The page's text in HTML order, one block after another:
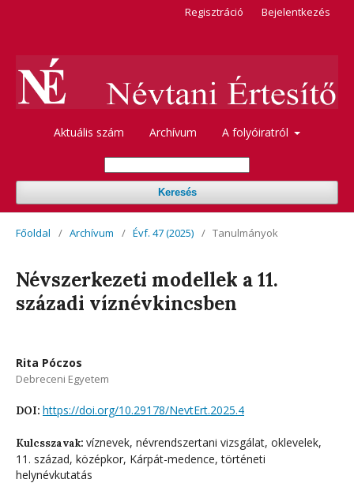
Aktuális szám Archívum A folyóiratról
Keresés
Regisztráció Bejelentkezés
Főoldal / Archívum / Évf. 47 (2025) / Tanulmányok
Névszerkezeti modellek a 11.
századi víznévkincsben
Rita Póczos
Debreceni Egyetem
DOI: https://doi.org/10.29178/NevtErt.2025.4
Kulcsszavak: víznevek, névrendszertani vizsgálat, oklevelek,
11. század, középkor, Kárpát-medence, történeti
helynévkutatás